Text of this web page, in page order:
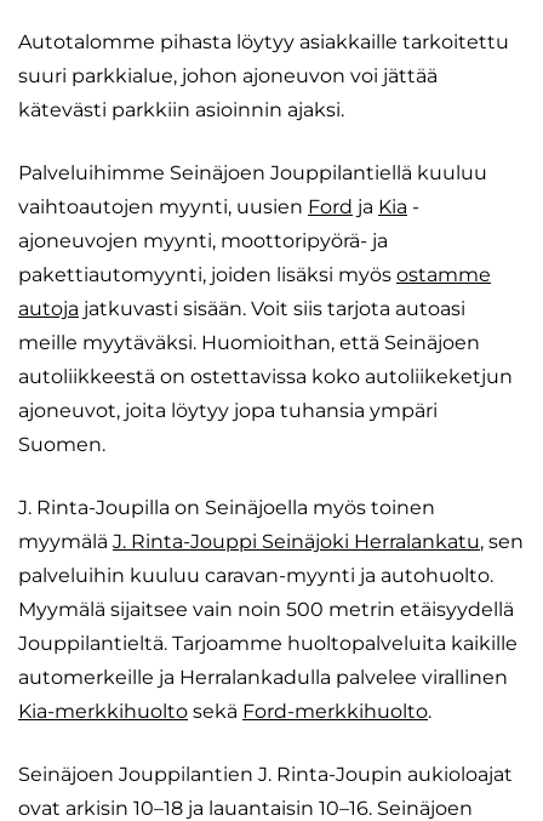
Autotalomme pihasta löytyy asiakkaille tarkoitettu
suuri parkkialue, johon ajoneuvon voi jättää
kätevästi parkkiin asioinnin ajaksi.
Palveluihimme Seinäjoen Jouppilantiellä kuuluu
vaihtoautojen myynti, uusien Ford ja Kia -
ajoneuvojen myynti, moottoripyörä- ja
pakettiautomyynti, joiden lisäksi myös ostamme
autoja jatkuvasti sisään. Voit siis tarjota autoasi
meille myytäväksi. Huomioithan, että Seinäjoen
autoliikkeestä on ostettavissa koko autoliikeketjun
ajoneuvot, joita löytyy jopa tuhansia ympäri
Suomen.
J. Rinta-Joupilla on Seinäjoella myös toinen
myymälä J. Rinta-Jouppi Seinäjoki Herralankatu, sen
palveluihin kuuluu caravan-myynti ja autohuolto.
Myymälä sijaitsee vain noin 500 metrin etäisyydellä
Jouppilantieltä. Tarjoamme huoltopalveluita kaikille
automerkeille ja Herralankadulla palvelee virallinen
Kia-merkkihuolto sekä Ford-merkkihuolto.
Seinäjoen Jouppilantien J. Rinta-Joupin aukioloajat
ovat arkisin 10–18 ja lauantaisin 10–16. Seinäjoen